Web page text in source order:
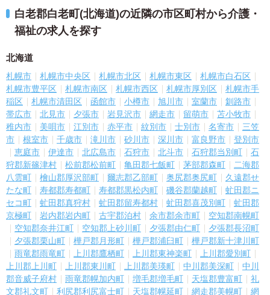
白老郡白老町(北海道)の近隣の市区町村から介護・
福祉の求人を探す
北海道
札幌市 札幌市中央区 札幌市北区 札幌市東区
札幌市白石区
札幌市豊平区
札幌市南区 札幌市西区 札幌市厚別区
札幌市手
稲区
札幌市清田区 函館市 小樽市 旭川市 室蘭市
釧路市
帯広市
北見市 夕張市 岩見沢市 網走市 留萌市
苫小牧市
稚内市
美唄市 江別市 赤平市 紋別市 士別市 名寄市
三笠
市
根室市 千歳市 滝川市 砂川市 深川市 富良野市
登別市
恵庭市
伊達市 北広島市 石狩市 北斗市 石狩郡当別町
石
狩郡新篠津村
松前郡松前町 亀田郡七飯町 茅部郡森町
二海郡
八雲町
檜山郡厚沢部町 爾志郡乙部町 奥尻郡奥尻町
久遠郡せ
たな町
寿都郡寿都町 寿都郡黒松内町 磯谷郡蘭越町
虻田郡ニ
セコ町
虻田郡真狩村 虻田郡留寿都村 虻田郡喜茂別町
虻田郡
京極町
岩内郡岩内町 古宇郡泊村 余市郡余市町
空知郡南幌町
空知郡奈井江町
空知郡上砂川町 夕張郡由仁町
夕張郡長沼町
夕張郡栗山町
樺戸郡月形町 樺戸郡浦臼町
樺戸郡新十津川町
雨竜郡雨竜町
上川郡鷹栖町 上川郡東神楽町
上川郡愛別町
上川郡上川町
上川郡東川町 上川郡美瑛町 中川郡美深町
中川
郡音威子府村
雨竜郡幌加内町 増毛郡増毛町 天塩郡豊富町
礼
文郡礼文町
利尻郡利尻富士町 天塩郡幌延町 網走郡美幌町 網